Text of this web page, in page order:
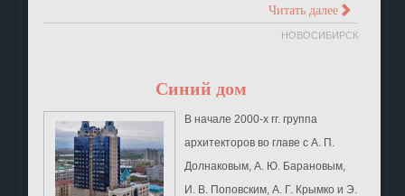
Читать далее >
НОВОСИБИРСК
Синий дом
В начале 2000-х гг. группа
архитекторов во главе с А. П.
Долнаковым, А. Ю. Барановым,
И. В. Поповским, А. Г. Крымко и Э.